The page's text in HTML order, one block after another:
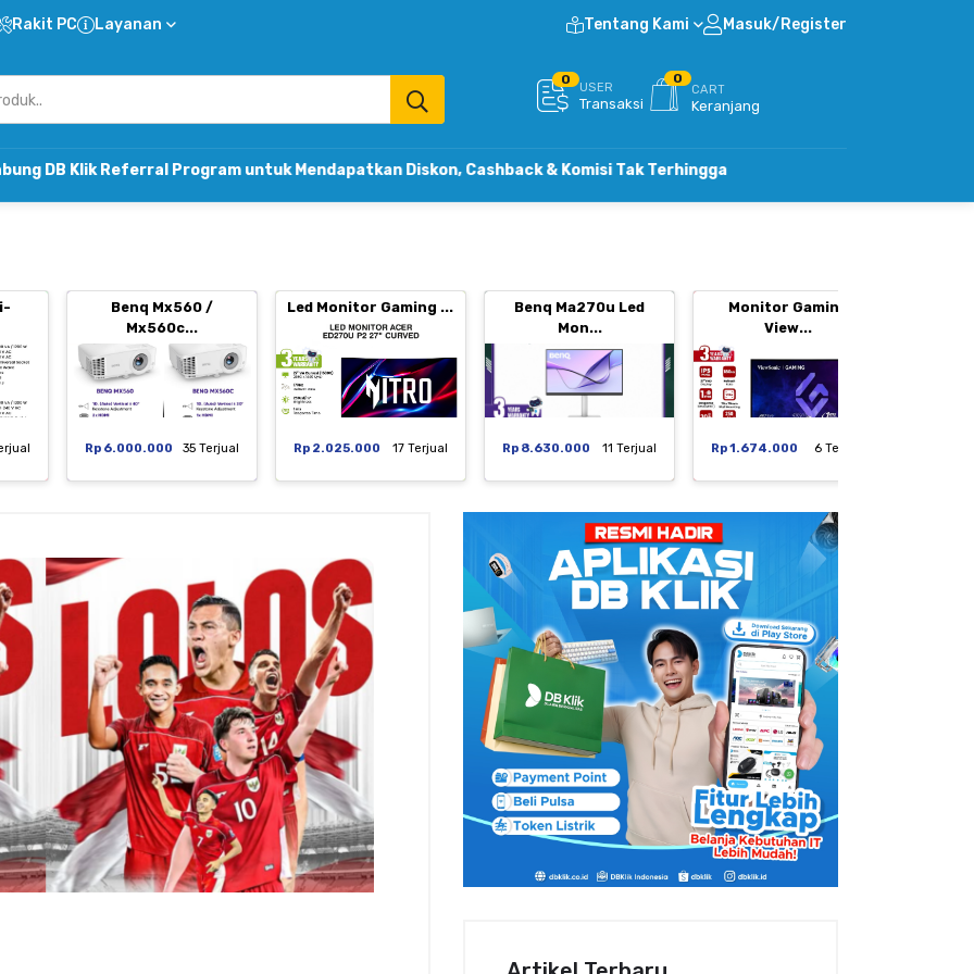
Rakit PC Layanan Tentang Kami Masuk/Register
0
USER
Transaksi
0
CART
Keranjang
Program untuk Mendapatkan Diskon, Cashback & Komisi Tak Terhingga
Benq Mx560 /
Mx560c...
Rp 6.000.000 35 Terjual
Led Monitor Gaming ...
Rp 2.025.000 17 Terjual
Benq Ma270u Led
Mon...
Rp 8.630.000 11 Terjual
Monitor Gaming
View...
Rp 1.674.000 6 Terjual